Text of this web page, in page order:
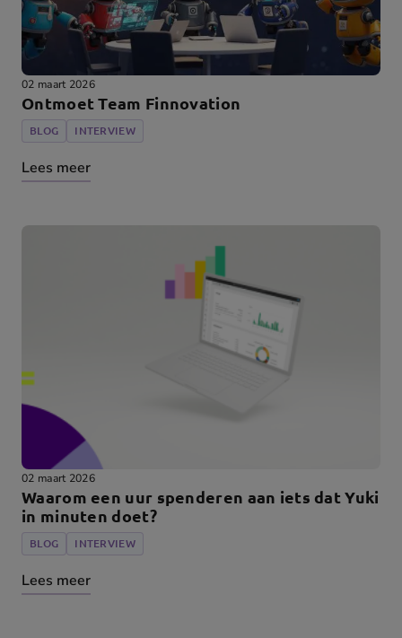
02 maart 2026
Ontmoet Team Finnovation
BLOG INTERVIEW
Lees meer
02 maart 2026
Waarom een uur spenderen aan iets dat Yuki
in minuten doet?
BLOG INTERVIEW
Lees meer